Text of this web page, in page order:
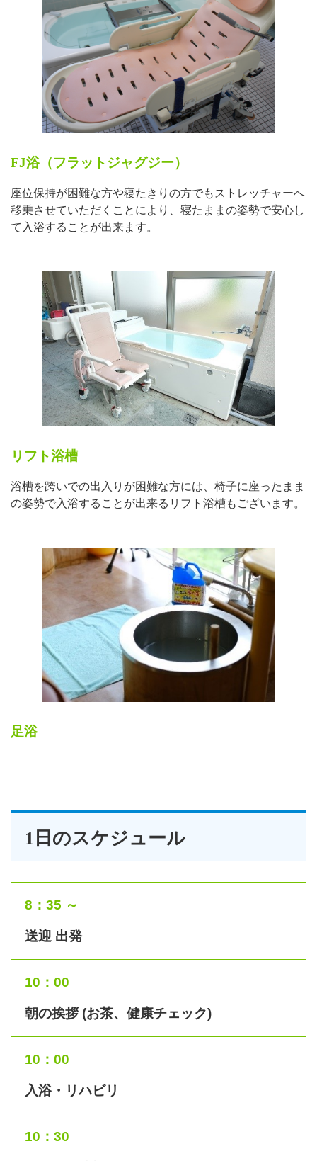
FJ浴（フラットジャグジー）
座位保持が困難な方や寝たきりの方でもストレッチャーへ
移乗させていただくことにより、寝たままの姿勢で安心し
て入浴することが出来ます。
リフト浴槽
浴槽を跨いでの出入りが困難な方には、椅子に座ったまま
の姿勢で入浴することが出来るリフト浴槽もございます。
足浴
1日のスケジュール
8：35 ～
送迎 出発
10：00
朝の挨拶 (お茶、健康チェック)
10：00
入浴・リハビリ
10：30